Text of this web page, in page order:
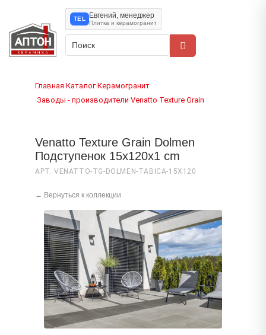
TEL Евгений, менеджер
Плитка и керамогранит
Главная›Каталог›Керамогранит
›Заводы - производители›Venatto›Texture Grain
Venatto Texture Grain Dolmen
Подступенок 15x120x1 cm
АРТ. VENATTO-TG-DOLMEN-TABICA-15X120
← Вернуться к коллекции